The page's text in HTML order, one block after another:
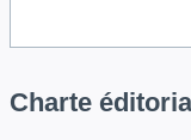
Charte